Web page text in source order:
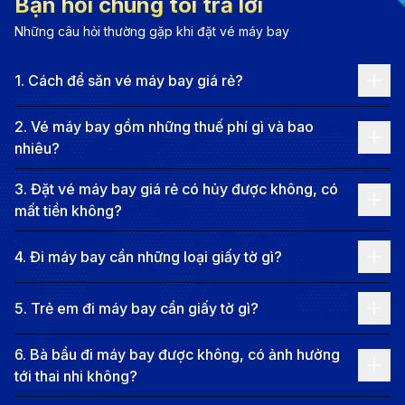
Thành Đô
Các tuyến bay phổ biến từ Phú Quốc đến
Hiện tại, không có chuyến bay thẳng từ Phú Quốc
(sân bay quốc tế Phú Quốc - PQC) đến Thành Đô
(sân bay quốc tế Song Lưu - CTU). Du khách sẽ phải
lựa chọn các chuyến bay nối chuyến qua các thành
phố lớn như TP.HCM, Hà Nội, hoặc Quảng Châu. Giá
vé máy bay một chiều cho chặng Phú Quốc - Thành
Đô thường dao động khoảng 4,000,000 VND
13,000,000 VND
khoảng chừng 10 giờ đến 20 giờ, có thể kéo dài hơn
tùy thuộc vào hãng hàng không và thời gian chờ quá
Những câu hỏi thường gặp khi đặt vé máy bay
1. Cách để săn vé máy bay giá rẻ?
2. Vé máy bay gồm những thuế phí gì và bao
nhiêu?
3. Đặt vé máy bay giá rẻ có hủy được không, có
mất tiền không?
4. Đi máy bay cần những loại giấy tờ gì?
5. Trẻ em đi máy bay cần giấy tờ gì?
6. Bà bầu đi máy bay được không, có ảnh hưởng
tới thai nhi không?